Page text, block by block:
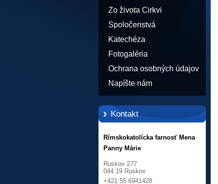
Zo života Cirkvi
Spoločenstvá
Katechéza
Fotogaléria
Ochrana osobných údajov
Napíšte nám
Kontakt
Rímskokatolícka farnosť Mena
Panny Márie
Ruskov 277
044 19 Ruskov
+421 55 6941428